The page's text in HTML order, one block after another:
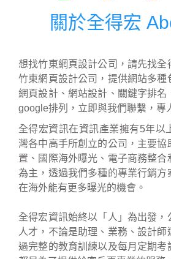
關於全得宏
想找竹東網頁設計公司，請先找全
竹東網頁設計公司，提供網站多種
網頁設計、網站設計、關鍵字排名
google排列，立即與我們聯繫，專
全得宏資訊在資訊產業擁有5年以
灣各中高手所創立的公司，主要協
置、國際海外曝光、電子商務整合
為主，透過我們多種的專業行銷方
在海外能有更多曝光的機會。
全得宏資訊始終以「人」為出發，
人才，不論是助理、業務、設計師
過完整的教育訓練以及每月定期考